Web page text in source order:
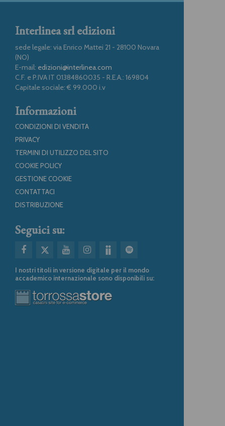
Interlinea srl edizioni
sede legale: via Enrico Mattei 21 - 28100 Novara
(NO)
E-mail: edizioni@interlinea.com
C.F. e P.IVA IT 01384860035 - R.E.A.: 169804
Capitale sociale: € 99.000 i.v
Informazioni
CONDIZIONI DI VENDITA
PRIVACY
TERMINI DI UTILIZZO DEL SITO
COOKIE POLICY
GESTIONE COOKIE
CONTATTACI
DISTRIBUZIONE
Seguici su:
I nostri titoli in versione digitale per il mondo
accademico internazionale sono disponibili su: